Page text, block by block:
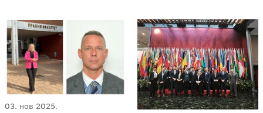
03. нов 2025.